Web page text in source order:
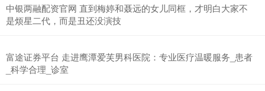
中银两融配资官网 直到梅婷和聂远的女儿同框，才明白大家不
是烦星二代，而是丑还没演技
富途证券平台 走进鹰潭爱芙男科医院：专业医疗温暖服务_患者
_科学合理_诊室